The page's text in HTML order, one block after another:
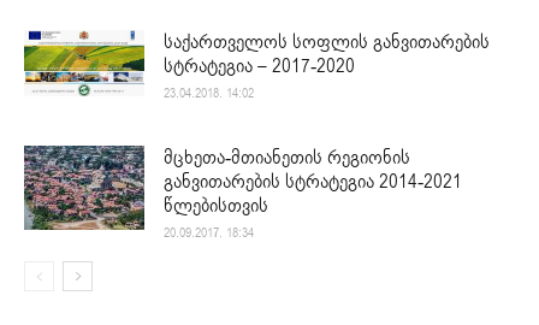
საქართველოს სოფლის განვითარების
სტრატეგია – 2017-2020
23.04.2018. 14:02
მცხეთა-მთიანეთის რეგიონის
განვითარების სტრატეგია 2014-2021
წლებისთვის
20.09.2017. 18:34